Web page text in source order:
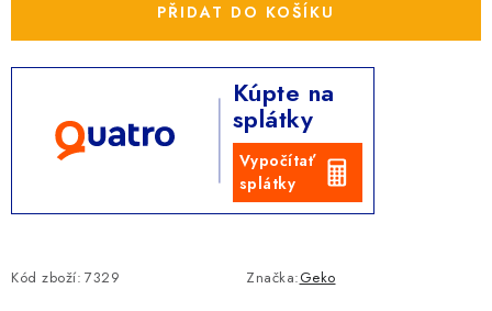
PŘIDAT DO KOŠÍKU
Kúpte na
splátky
Vypočítať
splátky
Kód zboží: 7329 Značka:Geko